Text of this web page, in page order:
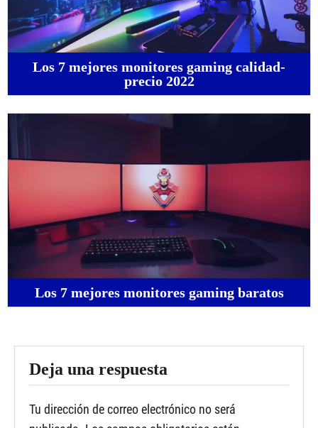
Los 7 mejores monitores gaming calidad-
precio 2022
Los 7 mejores monitores gaming baratos
Deja una respuesta
Tu dirección de correo electrónico no será